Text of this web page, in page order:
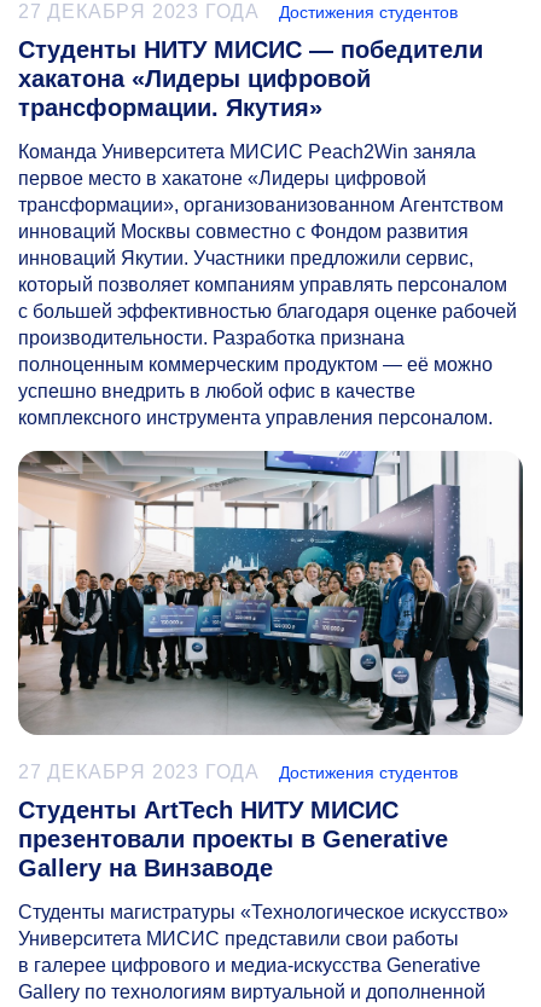
27 ДЕКАБРЯ 2023 ГОДА Достижения студентов
Студенты НИТУ МИСИС — победители
хакатона «Лидеры цифровой
трансформации. Якутия»
Команда Университета МИСИС Peach2Win заняла
первое место в хакатоне «Лидеры цифровой
трансформации», организованизованном Агентством
инноваций Москвы совместно с Фондом развития
инноваций Якутии. Участники предложили сервис,
который позволяет компаниям управлять персоналом
с большей эффективностью благодаря оценке рабочей
производительности. Разработка признана
полноценным коммерческим продуктом — её можно
успешно внедрить в любой офис в качестве
комплексного инструмента управления персоналом.
27 ДЕКАБРЯ 2023 ГОДА Достижения студентов
Студенты ArtTech НИТУ МИСИС
презентовали проекты в Generative
Gallery на Винзаводе
Студенты магистратуры «Технологическое искусство»
Университета МИСИС представили свои работы
в галерее цифрового и медиа-искусства Generative
Gallery по технологиям виртуальной и дополненной